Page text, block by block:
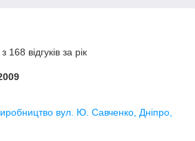
відгуків за рік
вул. Ю. Савченко, Дніпро,